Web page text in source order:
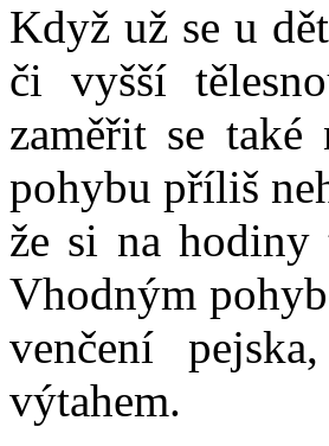
Když už se u
či vyšší
zaměřit se
pohybu příliš
že si na hodiny
Vhodným
venčení
výtahem.